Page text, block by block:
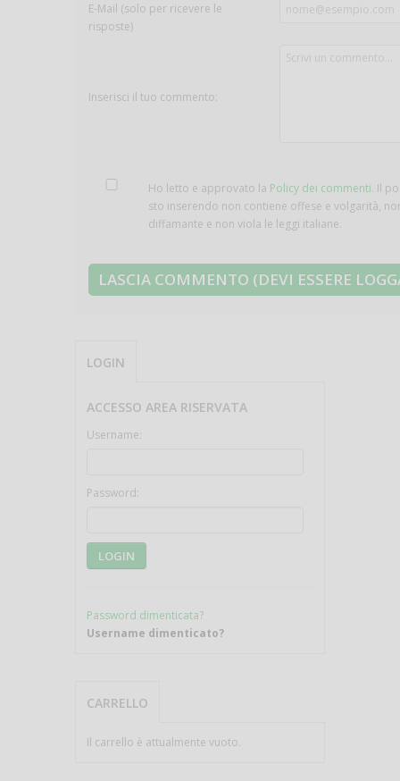
E-Mail (solo per ricevere le
risposte)
Inserisci il tuo commento:
Ho letto e approvato la Policy dei commenti. Il
sto inserendo non contiene offese e volgarità,
diffamante e non viola le leggi italiane.
LOGIN
ACCESSO AREA RISERVATA
Username:
Password:
LOGIN
Password dimenticata?
Username dimenticato?
CARRELLO
Il carrello è attualmente vuoto.